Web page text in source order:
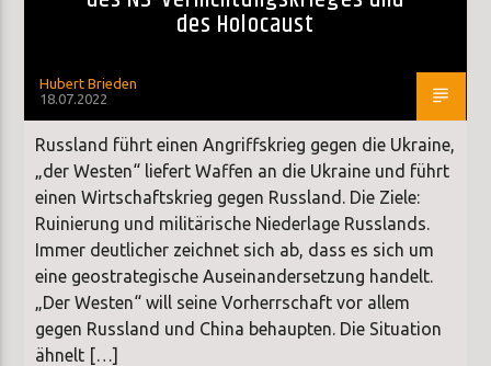
des Holocaust
Hubert Brieden
18.07.2022
Russland führt einen Angriffskrieg gegen die Ukraine,
„der Westen“ liefert Waffen an die Ukraine und führt
einen Wirtschaftskrieg gegen Russland. Die Ziele:
Ruinierung und militärische Niederlage Russlands.
Immer deutlicher zeichnet sich ab, dass es sich um
eine geostrategische Auseinandersetzung handelt.
„Der Westen“ will seine Vorherrschaft vor allem
gegen Russland und China behaupten. Die Situation
ähnelt […]